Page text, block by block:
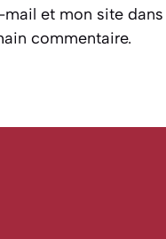
et mon site dans
commentaire.